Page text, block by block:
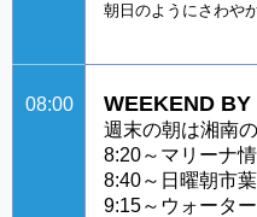
朝日のようにさわや
08:00 WEEKEND BY
週末の朝は湘南
8:20～マリーナ
8:40～日曜朝市
9:15～ウォータ